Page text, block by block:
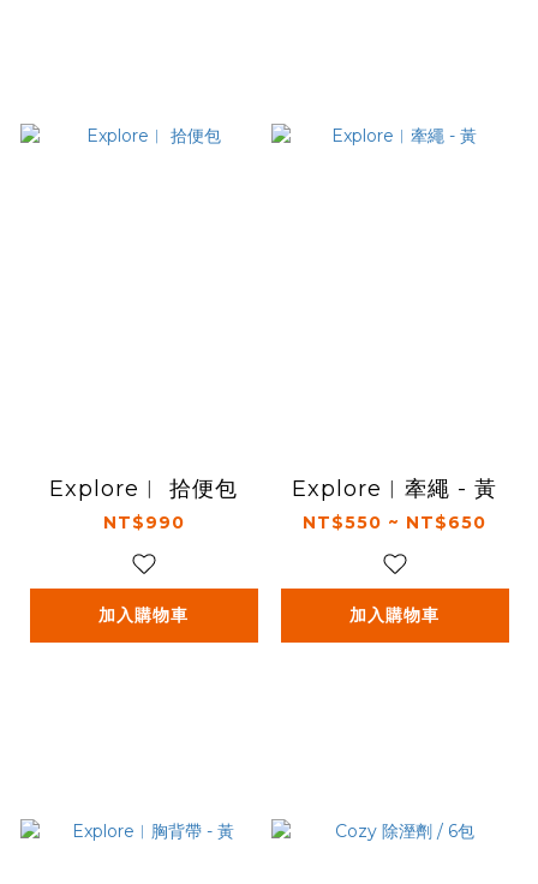
Explore︱ 拾便包
NT$990
加入購物車
Explore︱牽繩 - 黃
NT$550 ~ NT$650
加入購物車